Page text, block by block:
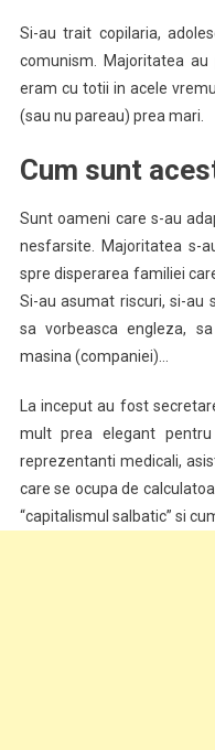
Si-au trait copilaria,
comunism. Majoritatea
eram cu totii in acele
(sau nu pareau) prea mari.
Cum sunt
Sunt oameni care s-au
nesfarsite. Majoritatea s-
spre disperarea familiei
Si-au asumat riscuri, si-au
sa vorbeasca engleza,
masina (companiei)…
La inceput au fost
mult prea elegant
reprezentanti medicali,
care se ocupa de
“capitalismul salbatic” si